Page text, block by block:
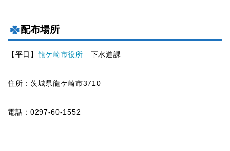
配布場所
【平日】 龍ケ崎市役所 下水道課
住所：茨城県龍ケ崎市3710
電話：0297-60-1552